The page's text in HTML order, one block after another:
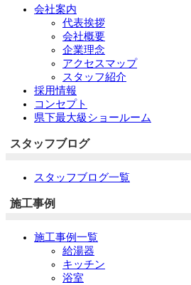
会社案内
代表挨拶
会社概要
企業理念
アクセスマップ
スタッフ紹介
採用情報
コンセプト
県下最大級ショールーム
スタッフブログ
スタッフブログ一覧
施工事例
施工事例一覧
給湯器
キッチン
浴室